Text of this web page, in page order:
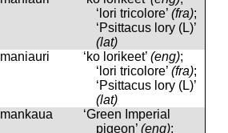
‘lori tricolore’ (fra);
‘Psittacus lory (L)’
(lat)
maniauri ‘ko lorikeet’ (eng);
‘lori tricolore’ (fra);
‘Psittacus lory (L)’
(lat)
mankaua
‘Green Imperial
pigeon’ (eng);